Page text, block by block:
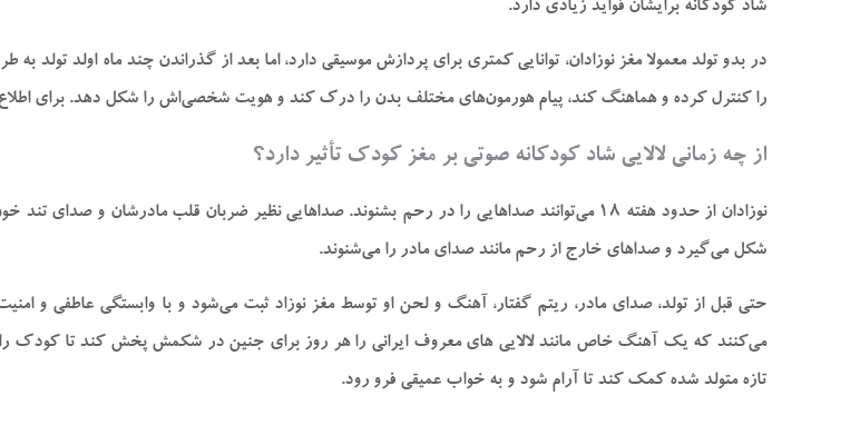
شاد کودکانه برایشان فواید زیادی دارد.
در بدو تولد معمولا مغز نوزادان، توانایی کمتری برای پردازش موسیقی دارد، اما بعد از گذراندن چند ماه اولد تولد
را کنترل کرده و هماهنگ کند، پیام هورمون‌های مختلف بدن را درک کند و هویت شخصی‌اش را شکل دهد. برای اطلاع
از چه زمانی لالایی شاد کودکانه صوتی بر مغز کودک تأثیر دارد؟
شکل می‌گیرد و صدا‌های خارج از رحم مانند صدای مادر را می‌شنوند.
حتی قبل از تولد، صدای مادر، ریتم گفتار، آهنگ و لحن او توسط مغز نوزاد ثبت می‌شود و با وابستگی عاطفی و
می‌کنند که یک آهنگ خاص مانند لالایی‌ های معروف ایرانی را هر روز برای جنین در شکمش پخش کند تا کودک را
تازه متولد شده کمک کند تا آرام شود و به خواب عمیقی فرو رود.